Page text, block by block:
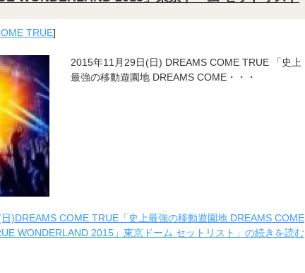
TRUE]
2015年11月29日(日) DREAMS COME TRUE 「史上
最強の移動遊園地 DREAMS COME・・・
日)DREAMS COME TRUE「史上最強の移動遊園地 DREAMS COME
WONDERLAND 2015」東京ドーム セットリスト」の続きを読む